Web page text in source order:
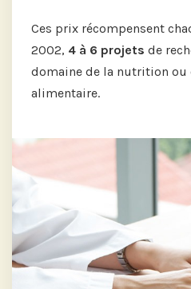
Ces prix récompensent
2002, 4 à 6 projets de
domaine de la nutrition
alimentaire.